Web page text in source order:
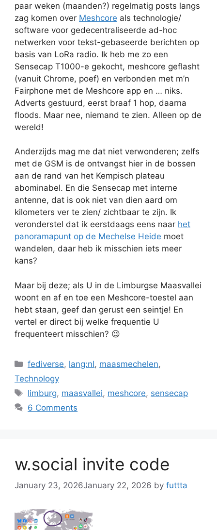
paar weken (maanden?) regelmatig posts langs
zag komen over Meshcore als technologie/
software voor gedecentraliseerde ad-hoc
netwerken voor tekst-gebaseerde berichten op
basis van LoRa radio. Ik heb me zo een
Sensecap T1000-e gekocht, meshcore geflasht
(vanuit Chrome, poef) en verbonden met m’n
Fairphone met de Meshcore app en … niks.
Adverts gestuurd, eerst braaf 1 hop, daarna
floods. Maar nee, niemand te zien. Alleen op de
wereld!
Anderzijds mag me dat niet verwonderen; zelfs
met de GSM is de ontvangst hier in de bossen
aan de rand van het Kempisch plateau
abominabel. En die Sensecap met interne
antenne, dat is ook niet van dien aard om
kilometers ver te zien/ zichtbaar te zijn. Ik
veronderstel dat ik eerstdaags eens naar het
panoramapunt op de Mechelse Heide moet
wandelen, daar heb ik misschien iets meer
kans?
Maar bij deze; als U in de Limburgse Maasvallei
woont en af en toe een Meshcore-toestel aan
hebt staan, geef dan gerust een seintje! En
vertel er direct bij welke frequentie U
frequenteert misschien? 😉
Categories
fediverse, lang:nl, maasmechelen,
Technology
Tags
limburg, maasvallei, meshcore, sensecap
6 Comments
w.social invite code
January 23, 2026January 22, 2026 by futtta